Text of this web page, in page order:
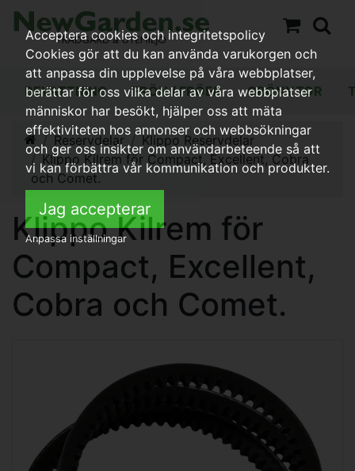
BEVATTNING FRÖN / FRÖER GRÖNYTOR
Reservdelar
Klippo Reservdelar
Klippo Kilrem för Compact, Excellent, Cobra
och Comet.
Klippo Kilrem för
Compact, Excellent,
Cobra och Comet.
Acceptera cookies och integritetspolicy
Cookies gör att du kan använda varukorgen och
att anpassa din upplevelse på våra webbplatser,
berättar för oss vilka delar av våra webbplatser
människor har besökt, hjälper oss att mäta
effektiviteten hos annonser och webbsökningar
och ger oss insikter om användarbeteende så att
vi kan förbättra vår kommunikation och produkter.
Jag accepterar
Anpassa inställningar